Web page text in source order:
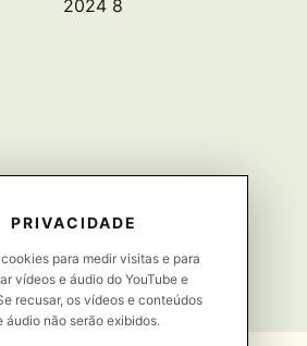
PRIVACIDADE
para medir visitas e para
vídeos e áudio do YouTube e
recusar, os vídeos e conteúdos
áudio não serão exibidos.